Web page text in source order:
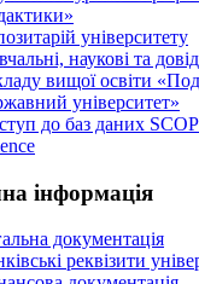
університету
наукові та
вищої освіти
університет»
до баз даних
інформація
документація
реквізити